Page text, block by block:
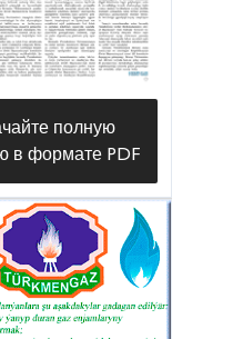
концернах
в
корпорации
комплекса
в научно-
институтах и
отраслевых
полную
в формате PDF